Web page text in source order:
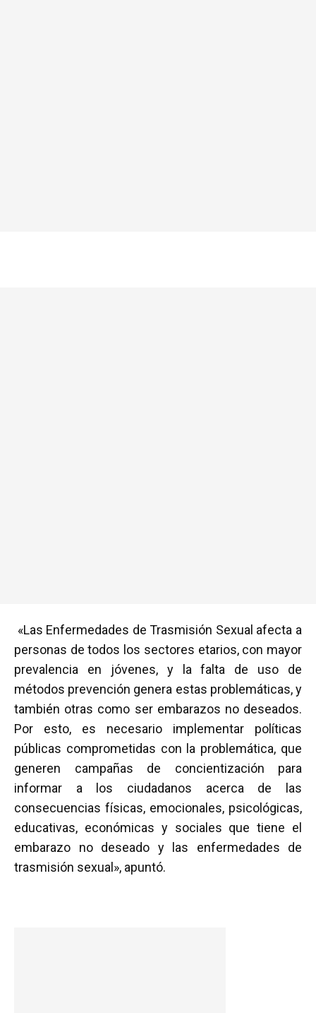
«Las Enfermedades de Trasmisión Sexual afecta a
personas de todos los sectores etarios, con mayor
prevalencia en jóvenes, y la falta de uso de
métodos prevención genera estas problemáticas, y
también otras como ser embarazos no deseados.
Por esto, es necesario implementar políticas
públicas comprometidas con la problemática, que
generen campañas de concientización para
informar a los ciudadanos acerca de las
consecuencias físicas, emocionales, psicológicas,
educativas, económicas y sociales que tiene el
embarazo no deseado y las enfermedades de
trasmisión sexual», apuntó.